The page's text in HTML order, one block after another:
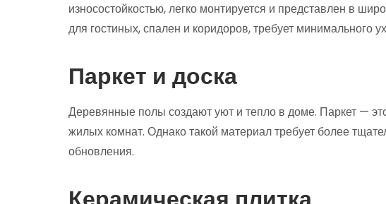
износостойкостью, легко монтируется и представлен в
для гостиных, спален и коридоров, требует минимального
Паркет и доска
Деревянные полы создают уют и тепло в доме. Паркет —
жилых комнат. Однако такой материал требует более
обновления.